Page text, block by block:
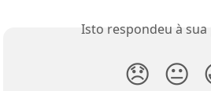
Isto respondeu à
😞 😐